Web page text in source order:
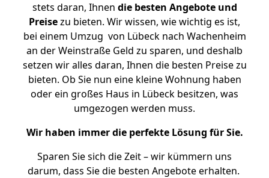
stets daran, Ihnen die besten Angebote und
Preisezu bieten. Wir wissen, wie wichtig es ist,
bei einem Umzug von Lübeck nach Wachenheim
an der Weinstraße Geld zu sparen, und deshalb
setzen wir alles daran, Ihnen die besten Preise zu
bieten. Ob Sie nun eine kleine Wohnung haben
oder ein großes Haus in Lübeck besitzen, was
umgezogen werden muss.
Wir haben immer die perfekte Lösung für Sie.
Sparen Sie sich die Zeit – wir kümmern uns
darum, dass Sie die besten Angebote erhalten.